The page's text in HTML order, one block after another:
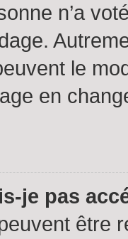
n’a
le
en
je pas
être